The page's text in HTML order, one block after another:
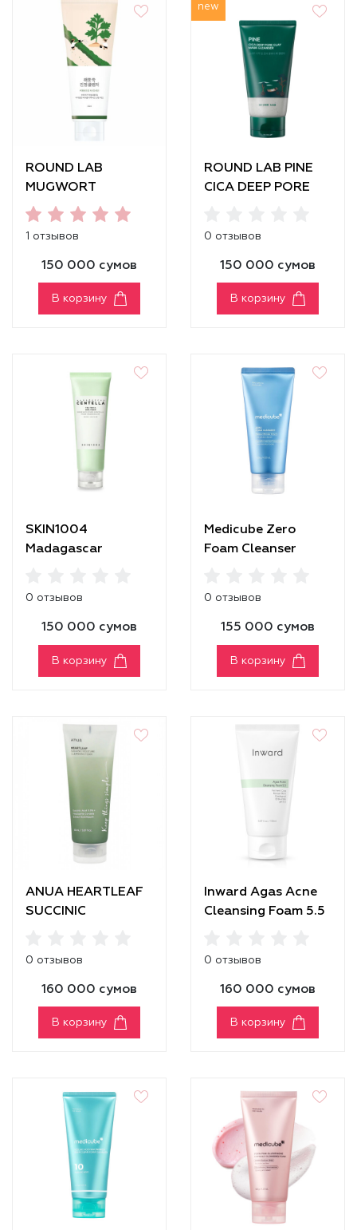
ROUND LAB
MUGWORT
CALMING
CLEANSER
1 отзывов
150 000 сумов
В корзину
new
ROUND LAB PINE
CICA DEEP PORE
0 отзывов
150 000 сумов
В корзину
SKIN1004
Madagascar
0 отзывов
150 000 сумов
В корзину
Medicube Zero
Foam Cleanser
0 отзывов
155 000 сумов
В корзину
ANUA HEARTLEAF
SUCCINIC
0 отзывов
160 000 сумов
В корзину
Inward Agas Acne
Cleansing Foam 5.5
0 отзывов
160 000 сумов
В корзину